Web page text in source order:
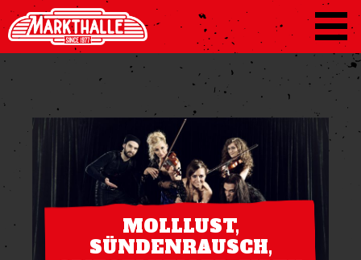
MOLLLUST,
SÜNDENRAUSCH,